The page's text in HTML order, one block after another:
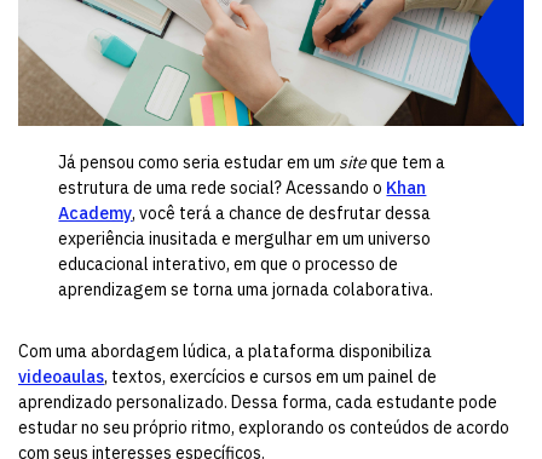
Já pensou como seria estudar em um siteque tem a
estrutura de uma rede social? Acessando o Khan
Academy, você terá a chance de desfrutar dessa
experiência inusitada e mergulhar em um universo
educacional interativo, em que o processo de
aprendizagem se torna uma jornada colaborativa.
Com uma abordagem lúdica, a plataforma disponibiliza
videoaulas, textos, exercícios e cursos em um painel de
aprendizado personalizado. Dessa forma, cada estudante pode
estudar no seu próprio ritmo, explorando os conteúdos de acordo
com seus interesses específicos.